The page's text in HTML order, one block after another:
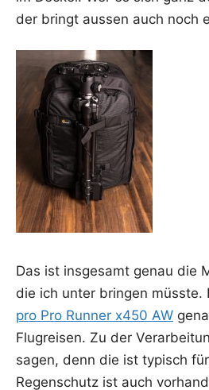
der bringt aus­sen auch noch
Das ist ins­ge­samt genau die
die ich unter brin­gen müss­te.
pro Pro Run­ner x450 AW
Flug­rei­sen. Zu der
sagen, denn die ist typisch
Regen­schutz ist auch